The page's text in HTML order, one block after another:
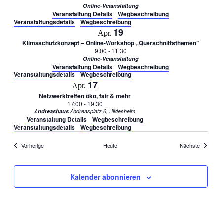
Online-Veranstaltung
Veranstaltung Details
Wegbeschreibung
Veranstaltungsdetails
Wegbeschreibung
Apr. 19
Klimaschutzkonzept – Online-Workshop „Querschnittsthemen“
9:00 - 11:30
Online-Veranstaltung
Veranstaltung Details
Wegbeschreibung
Veranstaltungsdetails
Wegbeschreibung
Apr. 17
Netzwerktreffen öko, fair & mehr
17:00 - 19:30
Andreashaus Andreasplatz 6, Hildesheim
Veranstaltung Details
Wegbeschreibung
Veranstaltungsdetails
Wegbeschreibung
VorherigeVeranstaltungen Heute Nächste
Kalender abonnieren